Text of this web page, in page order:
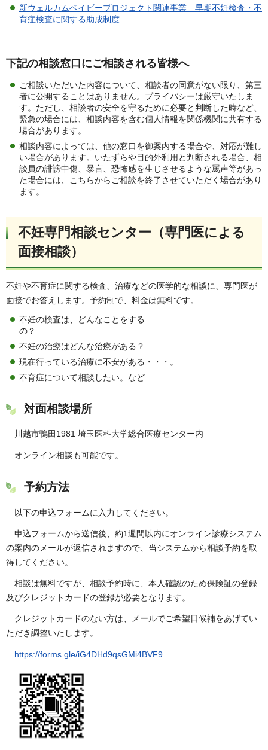
新ウェルカムベイビープロジェクト関連事業 早期不妊検査・不
育症検査に関する助成制度
下記の相談窓口にご相談される皆様へ
ご相談いただいた内容について、相談者の同意がない限り、第三
者に公開することはありません。プライバシーは厳守いたしま
す。ただし、相談者の安全を守るために必要と判断した時など、
緊急の場合には、相談内容を含む個人情報を関係機関に共有する
場合があります。
相談内容によっては、他の窓口を御案内する場合や、対応が難し
い場合があります。いたずらや目的外利用と判断される場合、相
談員の誹謗中傷、暴言、恐怖感を生じさせるような罵声等があっ
た場合には、こちらからご相談を終了させていただく場合があり
ます。
不妊専門相談センター （専門医による
面接相談）
不妊や不育症に関する検査、治療などの医学的な相談に、専門医が
面接でお答えします。予約制で、料金は無料です。
不妊の検査は、どんなことをする
の？
不妊の治療はどんな治療がある？
現在行っている治療に不安がある・・・。
不育症について相談したい。など
対面相談場所
川越市鴨田1981 埼玉医科大学総合医療センター内
オンライン相談も可能です。
予約方法
以下の申込フォームに入力してください。
申込フォームから送信後、約1週間以内にオンライン診療システム
の案内のメールが返信されますので、当システムから相談予約を取
得してください。
相談は無料ですが、相談予約時に、本人確認のため保険証の登録
及びクレジットカードの登録が必要となります。
クレジットカードのない方は、メールでご希望日候補をあげてい
ただき調整いたします。
https://forms.gle/iG4DHd9qsGMi4BVF9